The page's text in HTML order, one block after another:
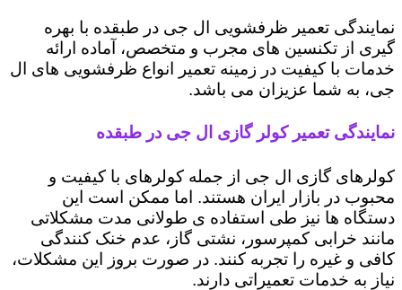
نمایندگی تعمیر ظرفشویی ال جی در طبقده با بهره
گیری از تکنسین های مجرب و متخصص، آماده ارائه
خدمات با کیفیت در زمینه تعمیر انواع ظرفشویی های ال
جی، به شما عزیزان می باشد.
نمایندگی تعمیر کولر گازی ال جی در طبقده
کولرهای گازی ال جی از جمله کولرهای با کیفیت و
محبوب در بازار ایران هستند. اما ممکن است این
دستگاه ها نیز طی استفاده ی طولانی مدت مشکلاتی
مانند خرابی کمپرسور، نشتی گاز، عدم خنک کنندگی
کافی و غیره را تجربه کنند. در صورت بروز این مشکلات،
نیاز به خدمات تعمیراتی دارند.